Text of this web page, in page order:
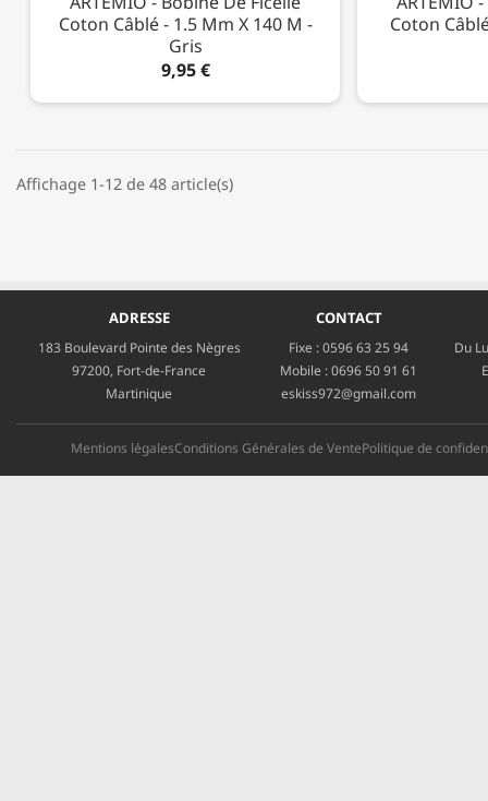
Coton Câblé - 1.5 Mm X 140 M -
Gris
9,95 €
Coton
Affichage 1-12 de 48 article(s)
ADRESSE
183 Boulevard Pointe des Nègres
97200, Fort-de-France
Martinique
CONTACT
Fixe :0596 63 25 94
Mobile :0696 50 91 61
eskiss972@gmail.com
Du
Mentions légalesConditions Générales de VentePolitique de